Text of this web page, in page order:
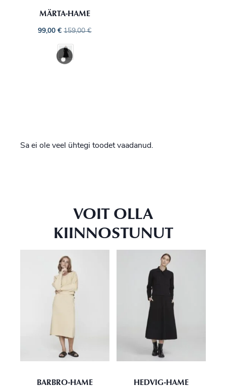
MÄRTA-HAME
99,00€ 159,00€
Sa ei ole veel ühtegi toodet vaadanud.
VOIT OLLA
KIINNOSTUNUT
BARBRO-HAME HEDVIG-HAME